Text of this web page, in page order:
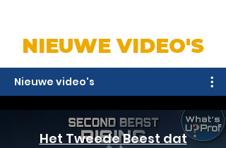
NIEUWE VIDEO'S
Nieuwe video's
Het Tweede Beest dat